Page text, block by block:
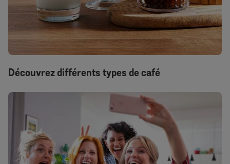
Découvrez différents types de café